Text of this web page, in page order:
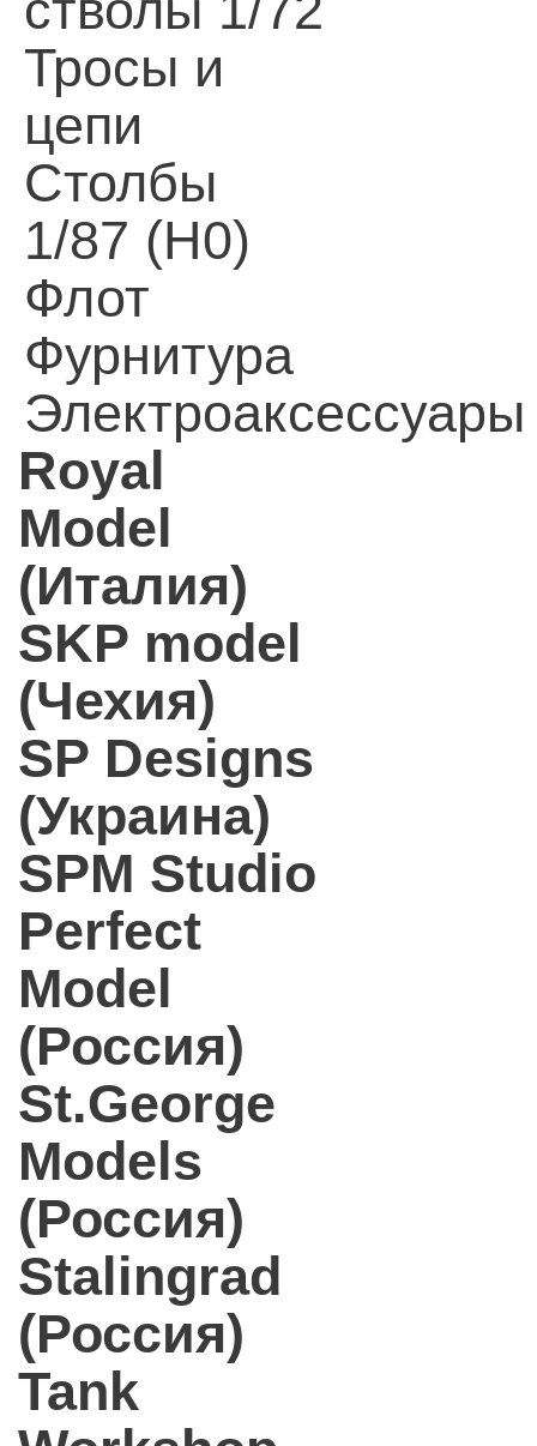
Тросы и
цепи
Столбы
1/87 (H0)
Флот
Фурнитура
Электроаксессуары
Royal
Model
(Италия)
SKP model
(Чехия)
SP Designs
(Украина)
SPM Studio
Perfect
Model
(Россия)
St.George
Models
(Россия)
Stalingrad
(Россия)
Tank